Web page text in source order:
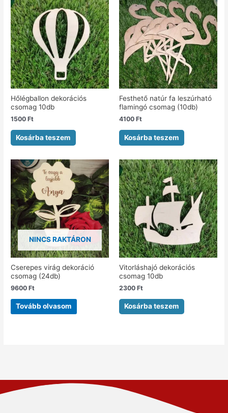
Hőlégballon dekorációs
csomag 10db
1500Ft
Kosárba teszem
Festhető natúr fa leszúrható
flamingó csomag (10db)
4100 Ft
Kosárba teszem
NINCS RAKTÁRON
Cserepes virág dekoráció
csomag (24db)
9600Ft
Tovább olvasom
Vitorláshajó dekorációs
csomag 10db
2300 Ft
Kosárba teszem